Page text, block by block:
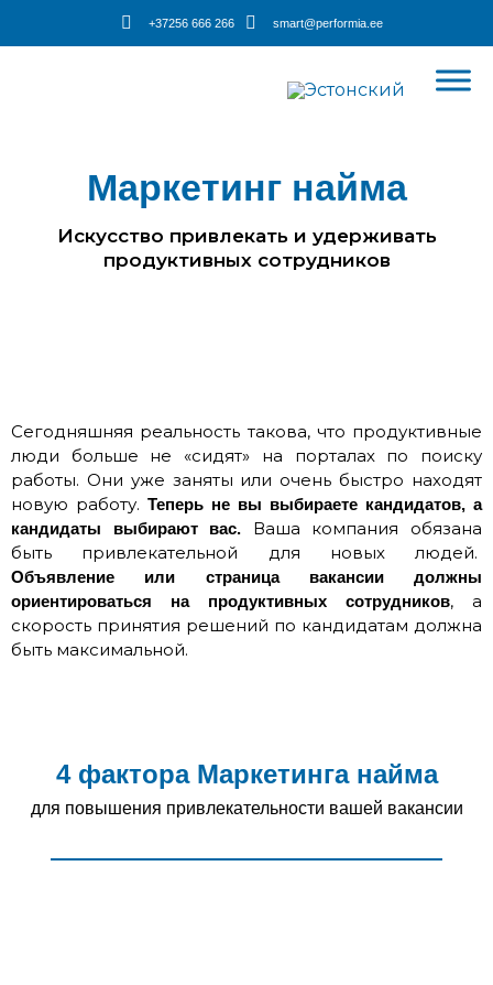
+37256 666 266 smart@performia.ee
Маркетинг найма
Искусство привлекать и удерживать
продуктивных сотрудников
Сегодняшняя реальность такова,что продуктивные
люди больше не «сидят» на порталах по поиску
работы. Они уже заняты или очень быстро находят
новую работу. Теперь не вы выбираете кандидатов, а
кандидаты выбирают вас. Ваша компания обязана
быть привлекательной для новых людей.
Объявление или страница вакансии должны
ориентироваться на продуктивных сотрудников, а
скорость принятия решений по кандидатам должна
быть максимальной.
4 фактора Маркетинга найма
для повышения привлекательности вашей вакансии